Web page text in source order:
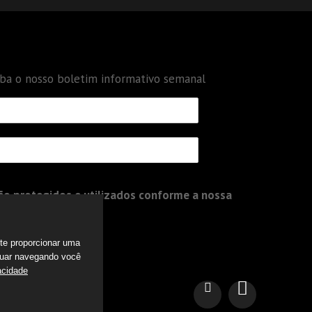
o nosso boletim informativo semanal
protegidos e utilizados conforme a nossa
proporcionar uma
navegando você